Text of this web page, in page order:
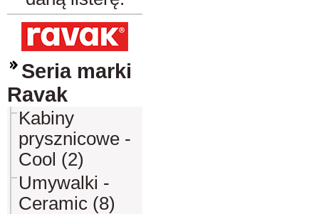
Seria marki
Ravak
Kabiny
prysznicowe -
Cool (2)
Umywalki -
Ceramic (8)